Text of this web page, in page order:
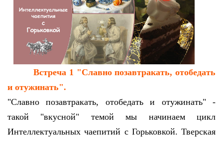
Встреча 1 "Славно позавтракать, отобедать
и отужинать".
"Славно позавтракать, отобедать и отужинать" -
такой "вкусной" темой мы начинаем цикл
Интеллектуальных чаепитий с Горьковкой. Тверская